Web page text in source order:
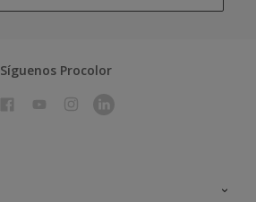
Síguenos Procolor